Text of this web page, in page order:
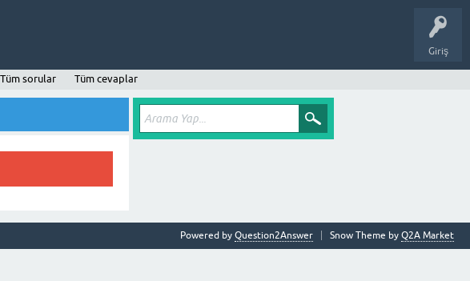
Giriş
Tüm sorular Tüm cevaplar
Snow Theme by Q2A Market
Powered by Question2Answer